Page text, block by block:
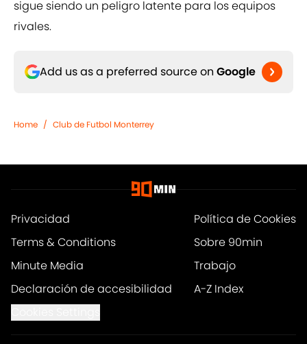
sigue siendo un peligro latente para los equipos
rivales.
Add us as a preferred source on Google
Home / Club de Futbol Monterrey
Privacidad
Política de Cookies
Terms & Conditions
Sobre 90min
Minute Media
Trabajo
Declaración de accesibilidad
A-Z Index